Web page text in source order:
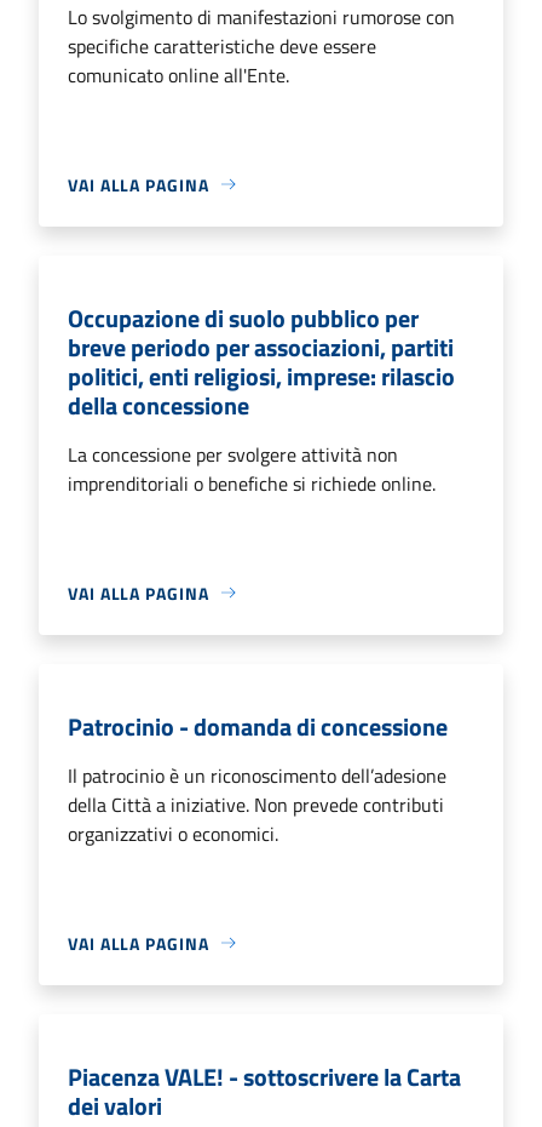
Lo svolgimento di manifestazioni rumorose con
specifiche caratteristiche deve essere
comunicato online all'Ente.
VAI ALLA PAGINA
Occupazione di suolo pubblico per
breve periodo per associazioni, partiti
politici, enti religiosi, imprese: rilascio
della concessione
La concessione per svolgere attività non
imprenditoriali o benefiche si richiede online.
VAI ALLA PAGINA
Patrocinio - domanda di concessione
Il patrocinio è un riconoscimento dell’adesione
della Città a iniziative. Non prevede contributi
organizzativi o economici.
VAI ALLA PAGINA
Piacenza VALE! - sottoscrivere la Carta
dei valori